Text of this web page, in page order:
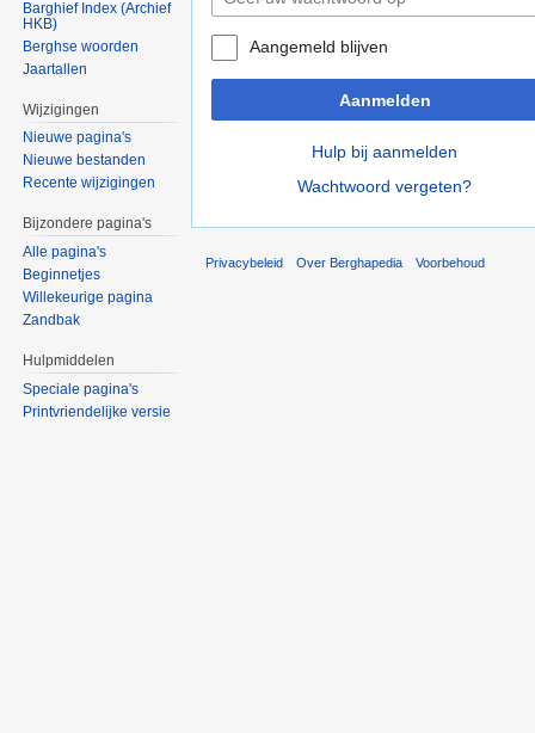
Aangemeld blijven
Aanmelden
Hulp bij aanmelden
Wachtwoord vergeten?
Barghief Index (Archief
HKB)
Berghse woorden
Jaartallen
Wijzigingen
Nieuwe pagina's
Nieuwe bestanden
Recente wijzigingen
Bijzondere pagina's
Alle pagina's
Beginnetjes
Willekeurige pagina
Zandbak
Hulpmiddelen
Speciale pagina's
Printvriendelijke versie
Privacybeleid Over Berghapedia Voorbehoud